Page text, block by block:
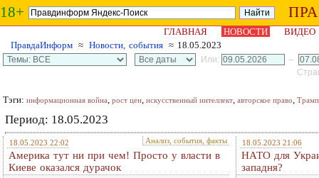
18+
ГЛАВНАЯ НОВОСТИ
ВИДЕО
ПравдаИнформ ≈ Новости, события ≈ 18.05.2023
Или:
–
Тэги: информационная война, рост цен, искусственный интеллект, авторское право, Трамп
Период: 18.05.2023
18.05.2023 22:02 Анализ, события, факты
Америка тут ни при чем! Просто у власти в
Киеве оказался дурачок
18.05.2023 21:06
НАТО для
западня?